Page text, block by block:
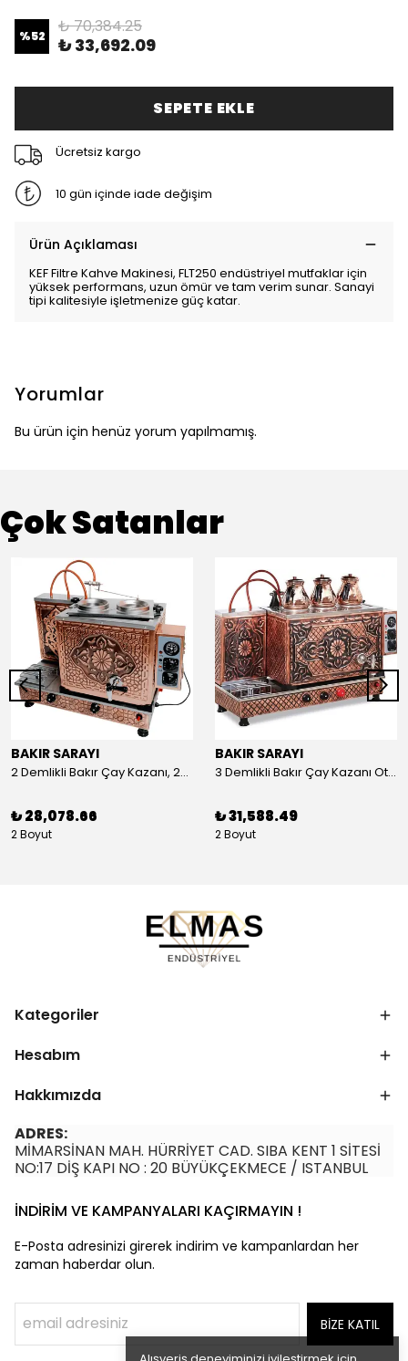
%52 ₺ 70,384.25
₺ 33,692.09
SEPETE EKLE
Ücretsiz kargo
10 gün içinde iade değişim
Ürün Açıklaması
KEF Filtre Kahve Makinesi, FLT250 endüstriyel mutfaklar için
yüksek performans, uzun ömür ve tam verim sunar. Sanayi
tipi kalitesiyle işletmenize güç katar.
Yorumlar
Bu ürün için henüz yorum yapılmamış.
Çok Satanlar
BAKIR SARAYI
2 Demlikli Bakır Çay Kazanı, 25 Litre
₺ 28,078.66
2 Boyut
BAKIR SARAYI
3 Demlikli Bakır Çay Kazanı Otomatik, 30 Litre
₺ 31,588.49
2 Boyut
Kategoriler
Hesabım
Hakkımızda
ADRES:
MİMARSİNAN MAH. HÜRRİYET CAD. SIBA KENT 1 SİTESİ
NO:17 DİŞ KAPI NO : 20 BÜYÜKÇEKMECE / ISTANBUL
İNDİRİM VE KAMPANYALARI KAÇIRMAYIN !
E-Posta adresinizi girerek indirim ve kampanlardan her
zaman haberdar olun.
BİZE KATIL